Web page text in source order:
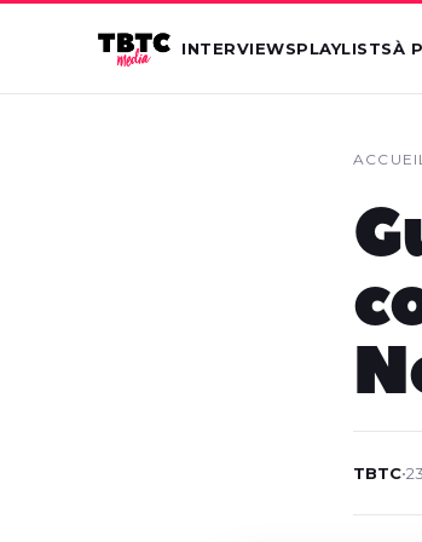
INTERVIEWSPLAYLISTSÀ
TBTC•